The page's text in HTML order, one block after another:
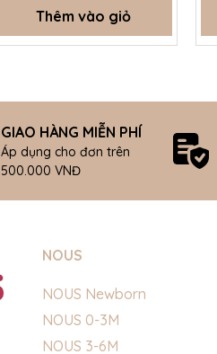
Thêm vào giỏ
GIAO HÀNG MIỄN PHÍ
Áp dụng cho đơn trên
500.000 VNĐ
NOUS
NOUS Newborn
NOUS 0-3M
NOUS 3-6M